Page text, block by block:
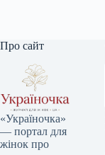
Про сайт
«Україночка»
— портал для
жінок про